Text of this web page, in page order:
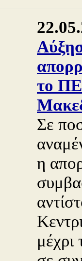
το
Σε
η
μέχρι